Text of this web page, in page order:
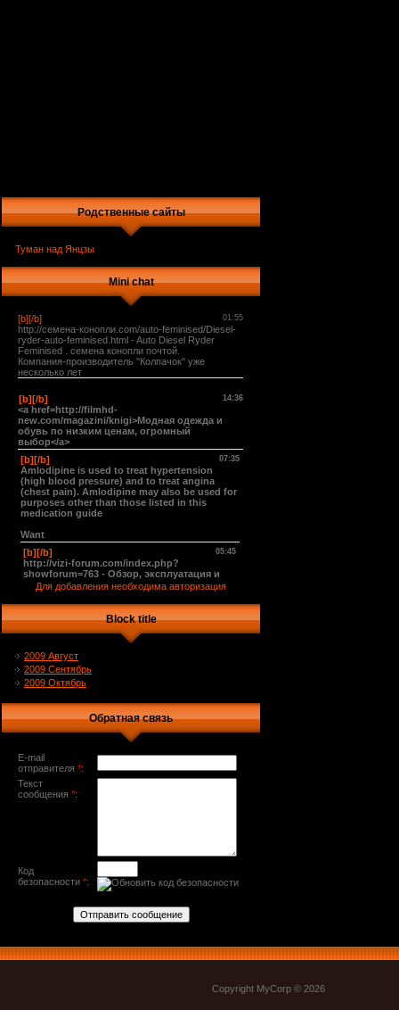
Родственные сайты
Туман над Янцзы
Mini chat
Для добавления необходима авторизация
Block title
2009 Август
2009 Сентябрь
2009 Октябрь
Обратная связь
E-mail
отправителя *:
Текст
сообщения *:
Код
безопасности *:
Copyright MyCorp © 2026